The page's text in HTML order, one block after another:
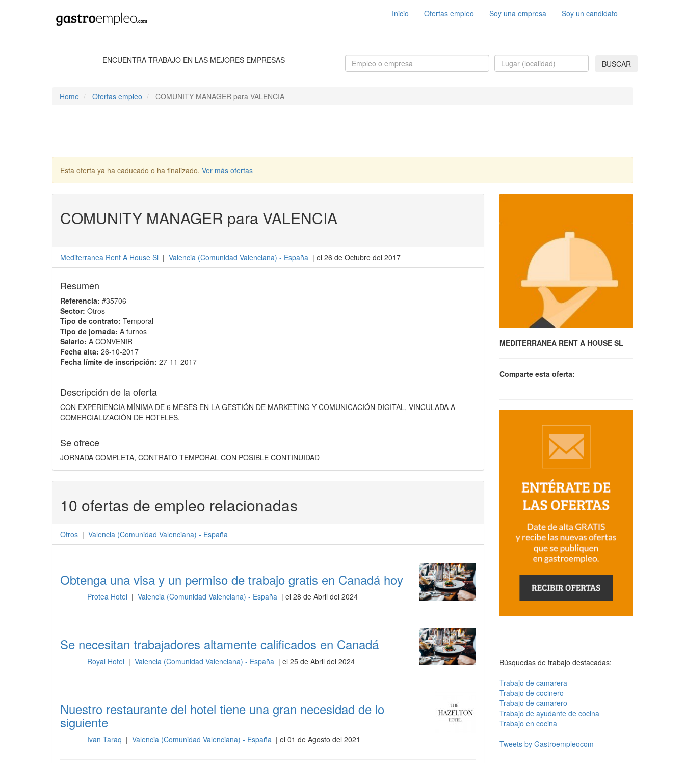
Inicio Ofertas empleo Soy una empresa Soy un candidato
ENCUENTRA TRABAJO EN LAS MEJORES EMPRESAS BUSCAR
Home Ofertas empleo COMUNITY MANAGER para VALENCIA
Esta oferta ya ha caducado o ha finalizado. Ver más ofertas
COMUNITY MANAGER para VALENCIA
Mediterranea Rent A House Sl | Valencia (Comunidad Valenciana) - España | el 26 de Octubre del 2017
Resumen
Referencia: #35706
Sector: Otros
Tipo de contrato: Temporal
Tipo de jornada: A turnos
Salario: A CONVENIR
Fecha alta: 26-10-2017
Fecha límite de inscripción: 27-11-2017
Descripción de la oferta
CON EXPERIENCIA MÍNIMA DE 6 MESES EN LA GESTIÓN DE MARKETING Y COMUNICACIÓN DIGITAL, VINCULADA A
COMERCIALIZACIÓN DE HOTELES.
Se ofrece
JORNADA COMPLETA, CONTRATO TEMPORAL CON POSIBLE CONTINUIDAD
10 ofertas de empleo relacionadas
Otros | Valencia (Comunidad Valenciana) - España
Obtenga una visa y un permiso de trabajo gratis en Canadá hoy
Protea Hotel | Valencia (Comunidad Valenciana) - España | el 28 de Abril del 2024
Se necesitan trabajadores altamente calificados en Canadá
Royal Hotel | Valencia (Comunidad Valenciana) - España | el 25 de Abril del 2024
Nuestro restaurante del hotel tiene una gran necesidad de lo
siguiente
Ivan Taraq | Valencia (Comunidad Valenciana) - España | el 01 de Agosto del 2021
MEDITERRANEA RENT A HOUSE SL
Comparte esta oferta:
Búsquedas de trabajo destacadas:
Trabajo de camarera
Trabajo de cocinero
Trabajo de camarero
Trabajo de ayudante de cocina
Trabajo en cocina
Tweets by Gastroempleocom